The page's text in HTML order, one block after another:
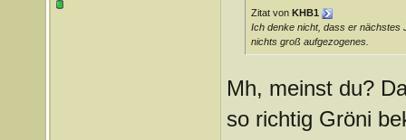
Zitat von KHB1
Ich denke nicht, dass er nächstes
nichts groß aufgezogenes.
Mh, meinst du?
so richtig Gröni